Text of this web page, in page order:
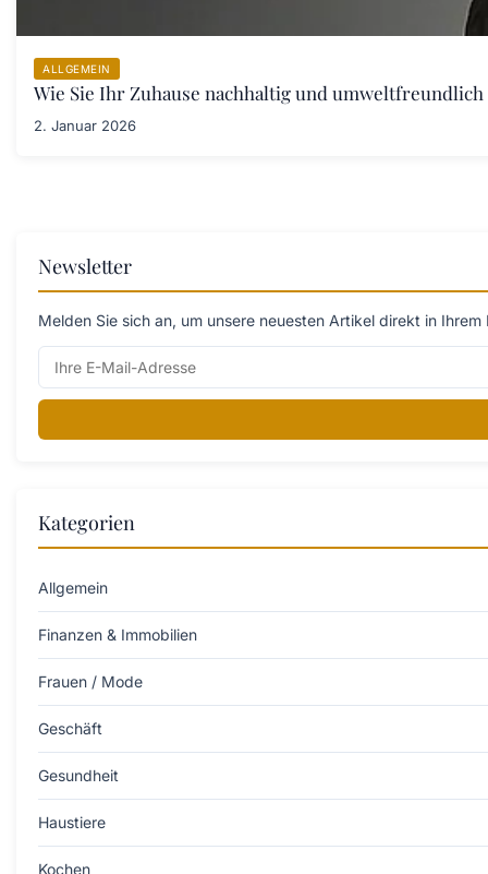
ALLGEMEIN
Wie Sie Ihr Zuhause nachhaltig und umweltfreundlich
2. Januar 2026
Newsletter
Melden Sie sich an, um unsere neuesten Artikel direkt in
Kategorien
Allgemein
Finanzen & Immobilien
Frauen / Mode
Geschäft
Gesundheit
Haustiere
Kochen